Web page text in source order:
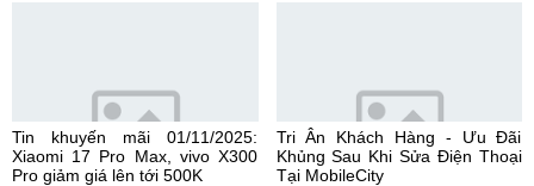
Tin khuyến mãi 01/11/2025:
Xiaomi 17 Pro Max, vivo X300
Pro giảm giá lên tới 500K
Tri Ân Khách Hàng - Ưu Đãi
Khủng Sau Khi Sửa Điện Thoại
Tại MobileCity